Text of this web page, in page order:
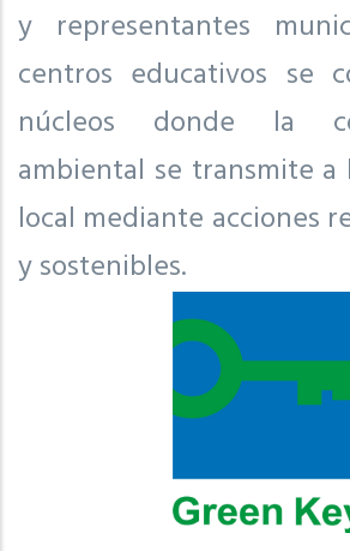
y representantes
centros educativos se
núcleos donde la
ambiental se transmite a
local mediante acciones
y sostenibles.